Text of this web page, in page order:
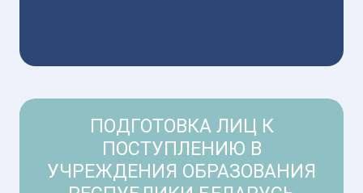
ПОДГОТОВКА ЛИЦ К
ПОСТУПЛЕНИЮ В
УЧРЕЖДЕНИЯ ОБРАЗОВАНИЯ